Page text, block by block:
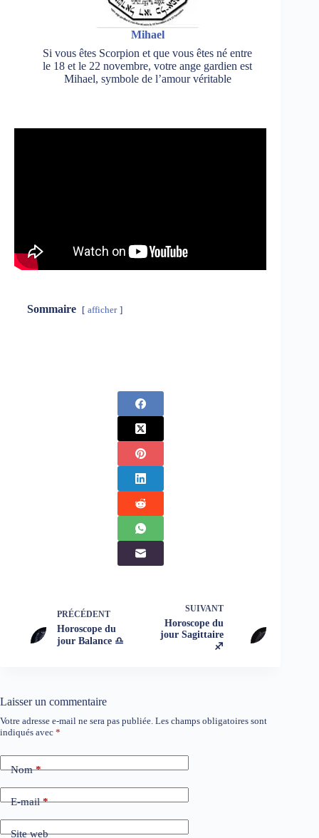
Mihael
Si vous êtes Scorpion et que vous êtes né entre
le 18 et le 22 novembre, votre ange gardien est
Mihael, symbole de l’amour véritable
Sommaire afficher
PRÉCÉDENT
Horoscope du
jour Balance ♎
SUIVANT
Horoscope du
jour Sagittaire
♐
Laisser un commentaire
Votre adresse e-mail ne sera pas publiée. Les champs obligatoires sont
indiqués avec *
Nom*
E-mail*
Site web